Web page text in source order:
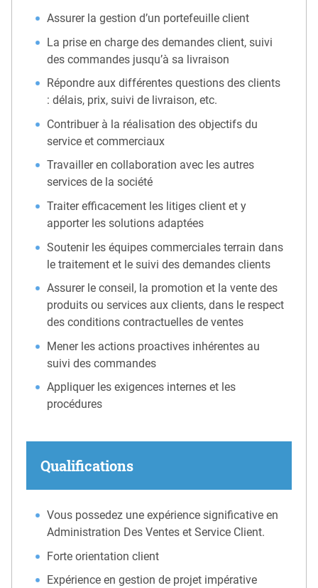
Assurer la gestion d’un portefeuille client
La prise en charge des demandes client, suivi
des commandes jusqu’à sa livraison
Répondre aux différentes questions des clients
: délais, prix, suivi de livraison, etc.
Contribuer à la réalisation des objectifs du
service et commerciaux
Travailler en collaboration avec les autres
services de la société
Traiter efficacement les litiges client et y
apporter les solutions adaptées
Soutenir les équipes commerciales terrain dans
le traitement et le suivi des demandes clients
Assurer le conseil, la promotion et la vente des
produits ou services aux clients, dans le respect
des conditions contractuelles de ventes
Mener les actions proactives inhérentes au
suivi des commandes
Appliquer les exigences internes et les
procédures
Qualifications
Vous possedez une expérience significative en
Administration Des Ventes et Service Client.
Forte orientation client
Expérience en gestion de projet impérative